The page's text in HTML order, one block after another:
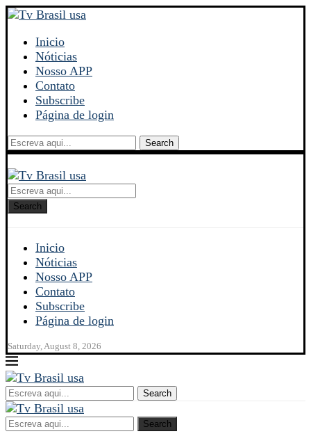
Inicio
Nóticias
Nosso APP
Contato
Subscribe
Página de login
Search
Search
Inicio
Nóticias
Nosso APP
Contato
Subscribe
Página de login
Saturday, August 8, 2026
Search
Search